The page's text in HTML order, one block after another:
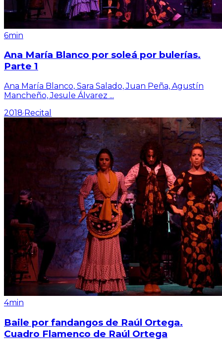
6min
Ana María Blanco por soleá por bulerías.
Parte 1
Ana María Blanco, Sara Salado, Juan Peña, Agustín
Mancheño, Jesule Álvarez ...
2018·Recital
4min
Baile por fandangos de Raúl Ortega.
Cuadro Flamenco de Raúl Ortega